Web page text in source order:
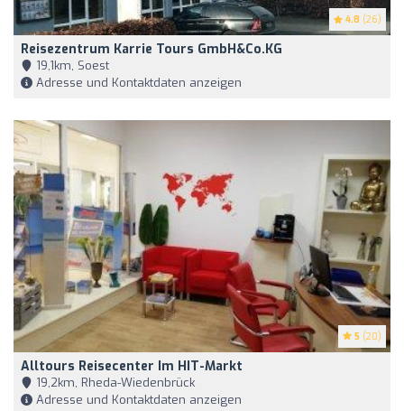
4.8 (26)
Reisezentrum Karrie Tours GmbH&Co.KG
19,1km, Soest
Adresse und Kontaktdaten anzeigen
5 (20)
Alltours Reisecenter Im HIT-Markt
19,2km, Rheda-Wiedenbrück
Adresse und Kontaktdaten anzeigen